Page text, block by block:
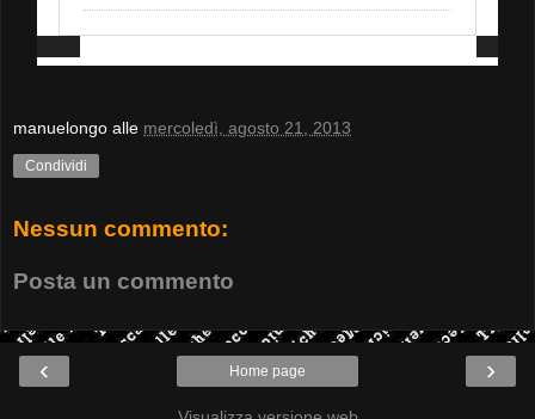
manuelongo alle mercoledì, agosto 21, 2013
Condividi
Nessun commento:
Posta un commento
‹ ›
Home page